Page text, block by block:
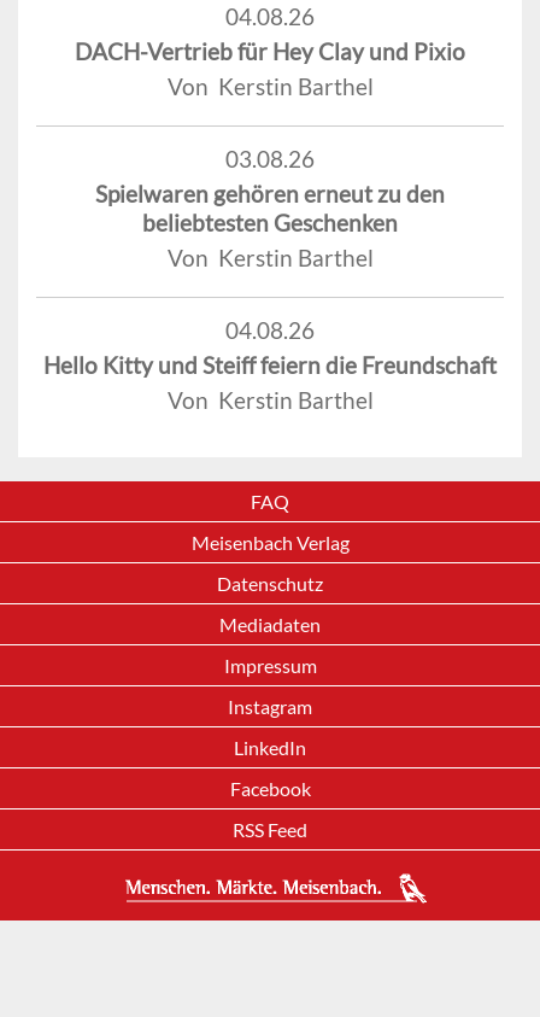
04.08.26
DACH-Vertrieb für Hey Clay und Pixio
Von Kerstin Barthel
03.08.26
Spielwaren gehören erneut zu den
beliebtesten Geschenken
Von Kerstin Barthel
04.08.26
Hello Kitty und Steiff feiern die Freundschaft
Von Kerstin Barthel
FAQ
Meisenbach Verlag
Datenschutz
Mediadaten
Impressum
Instagram
LinkedIn
Facebook
RSS Feed